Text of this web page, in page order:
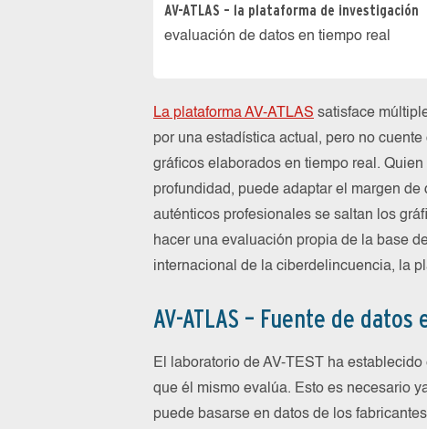
AV-ATLAS – la plataforma de investigación
evaluación de datos en tiempo real
La plataforma AV-ATLAS satisface
por una estadística actual, pero no
gráficos elaborados en tiempo real.
profundidad, puede adaptar el margen
auténticos profesionales se saltan los
hacer una evaluación propia de la base
internacional de la ciberdelincuencia, la
AV-ATLAS – Fuente de
El laboratorio de AV-TEST ha
que él mismo evalúa. Esto es necesario
puede basarse en datos de los